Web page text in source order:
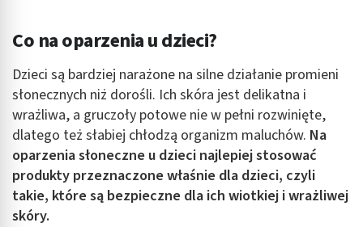
Co na oparzenia u dzieci?
Dzieci są bardziej narażone na silne działanie promieni
słonecznych niż dorośli. Ich skóra jest delikatna i
wrażliwa, a gruczoły potowe nie w pełni rozwinięte,
dlatego też słabiej chłodzą organizm maluchów. Na
oparzenia słoneczne u dzieci najlepiej stosować
produkty przeznaczone właśnie dla dzieci, czyli
takie, które są bezpieczne dla ich wiotkiej i wrażliwej
skóry.